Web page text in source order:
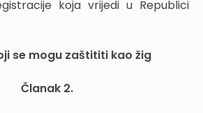
koja vrijedi u Republici
se mogu zaštititi kao žig
Članak 2.